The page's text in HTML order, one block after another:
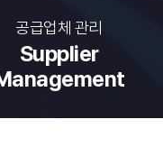
공급업체 관리
Supplier